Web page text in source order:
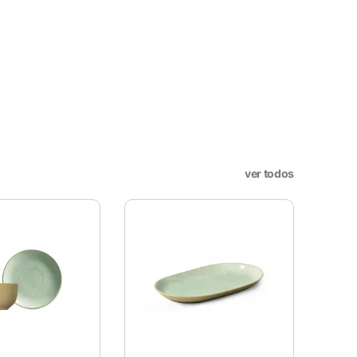
ver todos
e entender como você usa
Esta categoria inclui
cookies não armazenam
e sejam usados